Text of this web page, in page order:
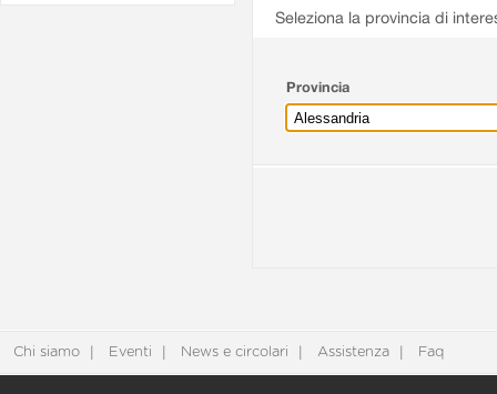
Seleziona la provincia di
Provincia
Chi siamo Eventi News e circolari Assistenza Faq